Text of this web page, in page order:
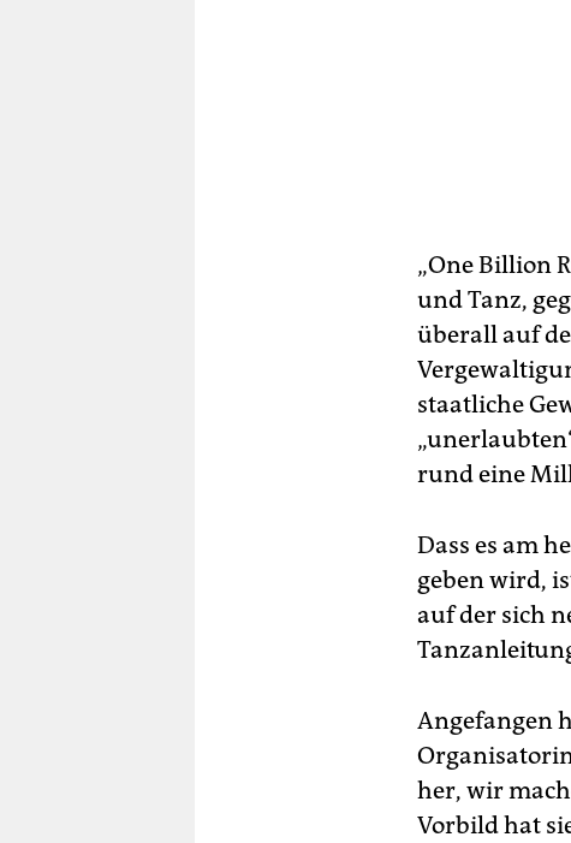
„One Billion
und Tanz,
überall auf
staatliche
rund eine
Dass es am
geben wird,
auf der sich
Angefangen
her, wir
Vorbild hat